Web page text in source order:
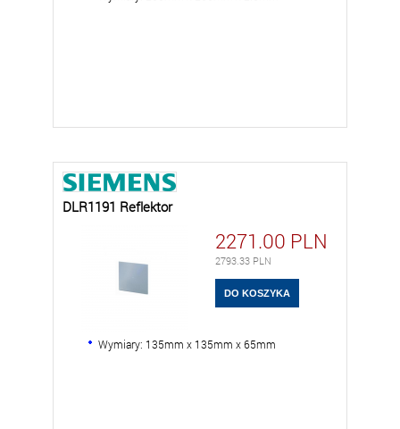
DLR1191 Reflektor
2271.00 PLN
2793.33 PLN
Wymiary: 135mm x 135mm x 65mm